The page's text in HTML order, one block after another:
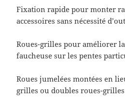
Fixation rapide pour monter
accessoires sans nécessité
Roues-grilles pour améliorer
faucheuse sur les pentes
Roues jumelées montées en
grilles ou doubles roues-grilles